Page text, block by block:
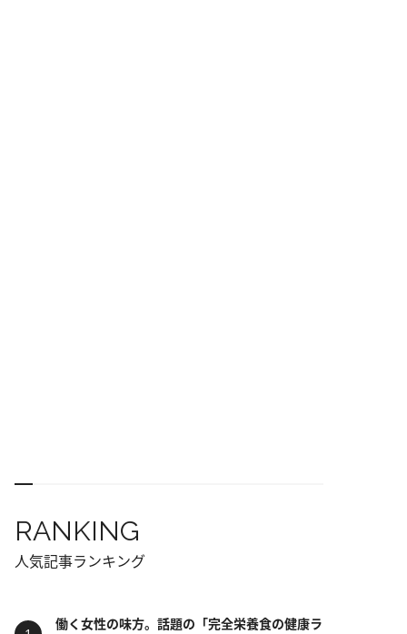
RANKING
人気記事ランキング
働く女性の味方。話題の「完全栄養食の健康ラ